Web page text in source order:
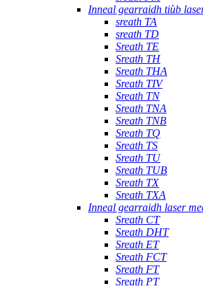
Inneal gearraidh tiùb
sreath TA
sreath TD
Sreath TE
Sreath TH
Sreath THA
Sreath TIV
Sreath TN
Sreath TNA
Sreath TNB
Sreath TQ
Sreath TS
Sreath TU
Sreath TUB
Sreath TX
Sreath TXA
Inneal gearraidh laser
Sreath CT
Sreath DHT
Sreath ET
Sreath FCT
Sreath FT
Sreath PT